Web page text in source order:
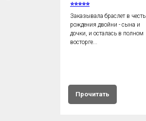
⭐⭐⭐⭐⭐
Заказывала браслет в честь
рождения двойни - сына и
дочки, и осталась в полном
восторге...
Прочитать